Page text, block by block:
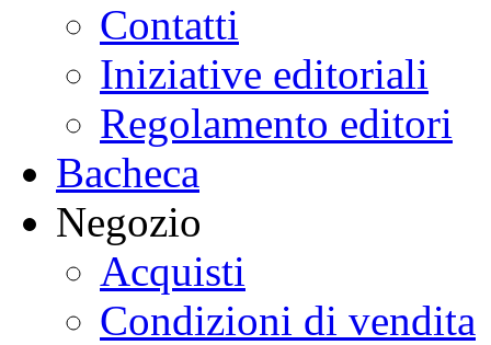
Contatti
Iniziative editoriali
Regolamento editori
Bacheca
Negozio
Acquisti
Condizioni di vendita